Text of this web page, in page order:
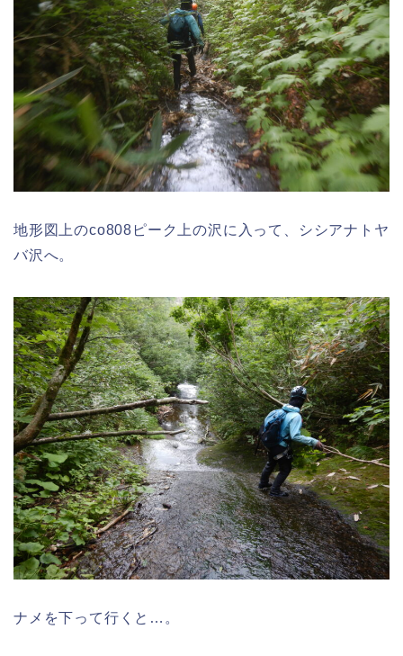
地形図上のco808ピーク上の沢に入って、シシアナトヤ
バ沢へ。
ナメを下って行くと…。